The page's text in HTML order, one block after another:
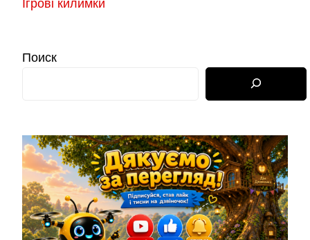
Ігрові килимки
Поиск